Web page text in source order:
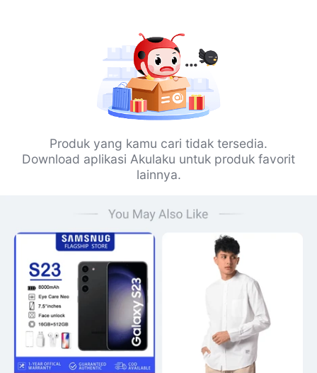
Produk yang kamu cari tidak tersedia.
Download aplikasi Akulaku untuk produk favorit
lainnya.